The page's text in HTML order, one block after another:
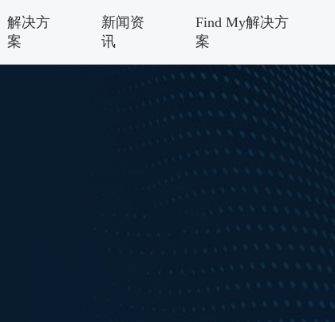
解决方
案
新闻资
讯
Find My解决方
案